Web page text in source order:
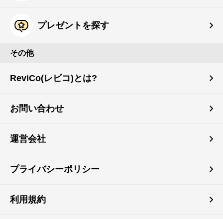
プレゼントを探す
その他
ReviCo(レビコ)とは?
お問い合わせ
運営会社
プライバシーポリシー
利用規約